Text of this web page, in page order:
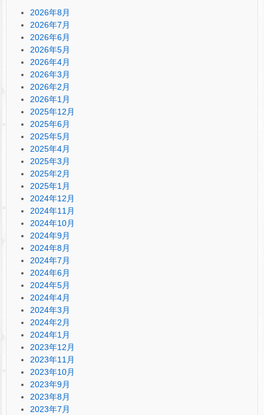
2026年8月
2026年7月
2026年6月
2026年5月
2026年4月
2026年3月
2026年2月
2026年1月
2025年12月
2025年6月
2025年5月
2025年4月
2025年3月
2025年2月
2025年1月
2024年12月
2024年11月
2024年10月
2024年9月
2024年8月
2024年7月
2024年6月
2024年5月
2024年4月
2024年3月
2024年2月
2024年1月
2023年12月
2023年11月
2023年10月
2023年9月
2023年8月
2023年7月